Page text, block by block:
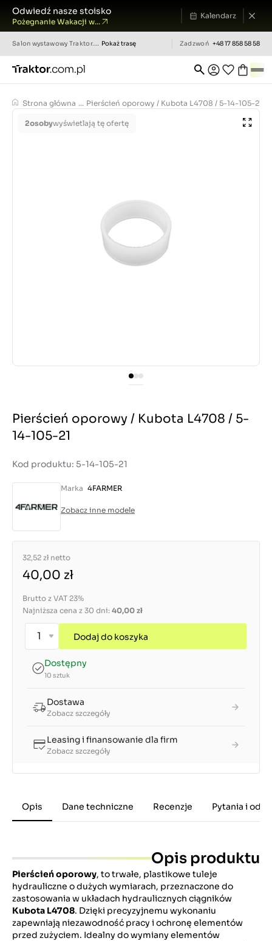
Odwiedź nasze stoisko
Pożegnanie Wakacji w...
Kalendarz
Salon wystawowy Traktor.com.pl Pokaż trasę Zadzwoń +48 17 858 58 58
Strona główna ... Pierścień oporowy / Kubota L4708 / 5-14-105-21
2osobywyświetlają tę ofertę
Pierścień oporowy / Kubota L4708 / 5-
14-105-21
Kod produktu: 5-14-105-21
Marka 4FARMER
Zobacz inne modele
32,52 zł netto
40,00 zł
Brutto z VAT 23%
Najniższa cena z 30 dni: 40,00 zł
Dodaj do koszyka
Dostępny
10 sztuk
Dostawa
Zobacz szczegóły
Leasing i finansowanie dla firm
Zobacz szczegóły
Opis Dane techniczne Recenzje Pytania i
Opis produktu
Pierścień oporowy, to trwałe, plastikowe tuleje
hydrauliczne o dużych wymiarach, przeznaczone do
zastosowania w układach hydraulicznych ciągników
Kubota L4708. Dzięki precyzyjnemu wykonaniu
zapewniają niezawodność pracy i ochronę elementów
przed zużyciem. Idealny do wymiany elementów